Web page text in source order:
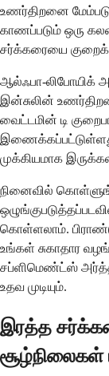
உணர்திறனை
காணப்படும் ஒரு
சர்க்கரையை
ஆல்ஃபா-லிபோயிக்
இன்சுலின் உணர்திறன்
வைட்டமின் டி
முக்கியமாக
நினைவில்
கொள்ளலாம்.
உங்கள் சுகாதார
சப்ளிமெண்ட்ஸ்
உதவ முடியும்.
இரத்த